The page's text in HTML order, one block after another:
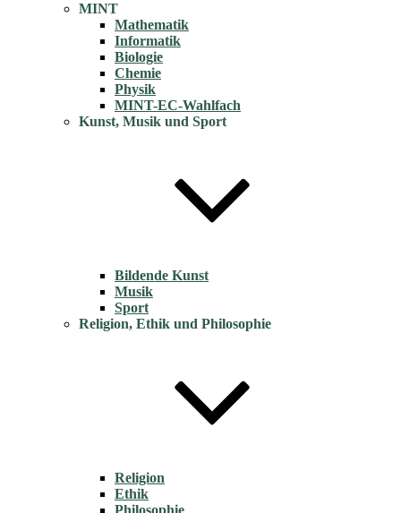
MINT
Mathematik
Informatik
Biologie
Chemie
Physik
MINT-EC-Wahlfach
Kunst, Musik und Sport
Bildende Kunst
Musik
Sport
Religion, Ethik und Philosophie
Religion
Ethik
Philosophie